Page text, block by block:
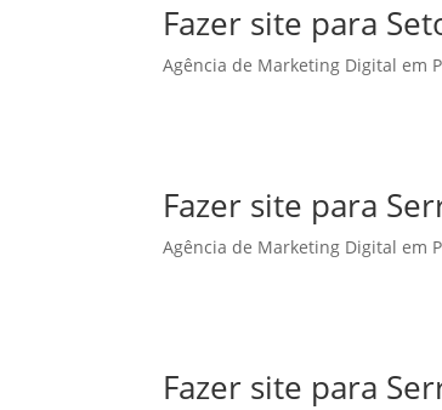
Fazer site para
Agência de Marketing Digital em
Fazer site para
Agência de Marketing Digital em
Fazer site para